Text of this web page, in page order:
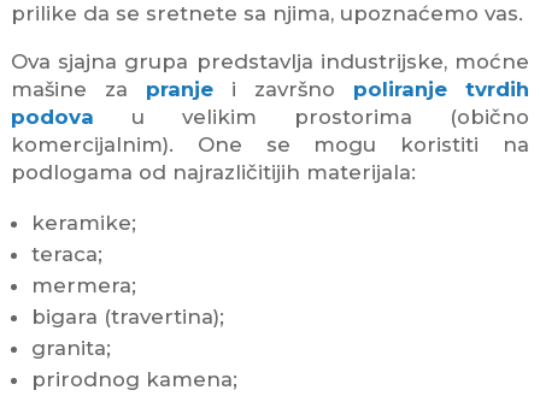
prilike da se sretnete sa njima, upoznaćemo vas.
Ova sjajna grupa predstavlja industrijske, moćne
mašine za pranje i završno poliranje tvrdih
podova u velikim prostorima (obično
komercijalnim). One se mogu koristiti na
podlogama od najrazličitijih materijala:
keramike;
teraca;
mermera;
bigara (travertina);
granita;
prirodnog kamena;